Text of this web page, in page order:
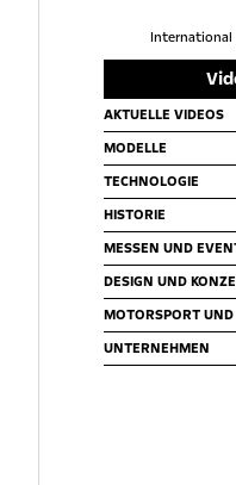
International
AKTUELLE VIDEOS
MODELLE
TECHNOLOGIE
HISTORIE
MESSEN UND
DESIGN UND
MOTORSPORT
UNTERNEHMEN